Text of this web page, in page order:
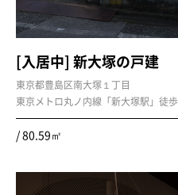
[入居中] 新大塚の戸建
東京都豊島区南大塚１丁目
東京メトロ丸ノ内線「新大塚駅」徒
/ 80.59㎡